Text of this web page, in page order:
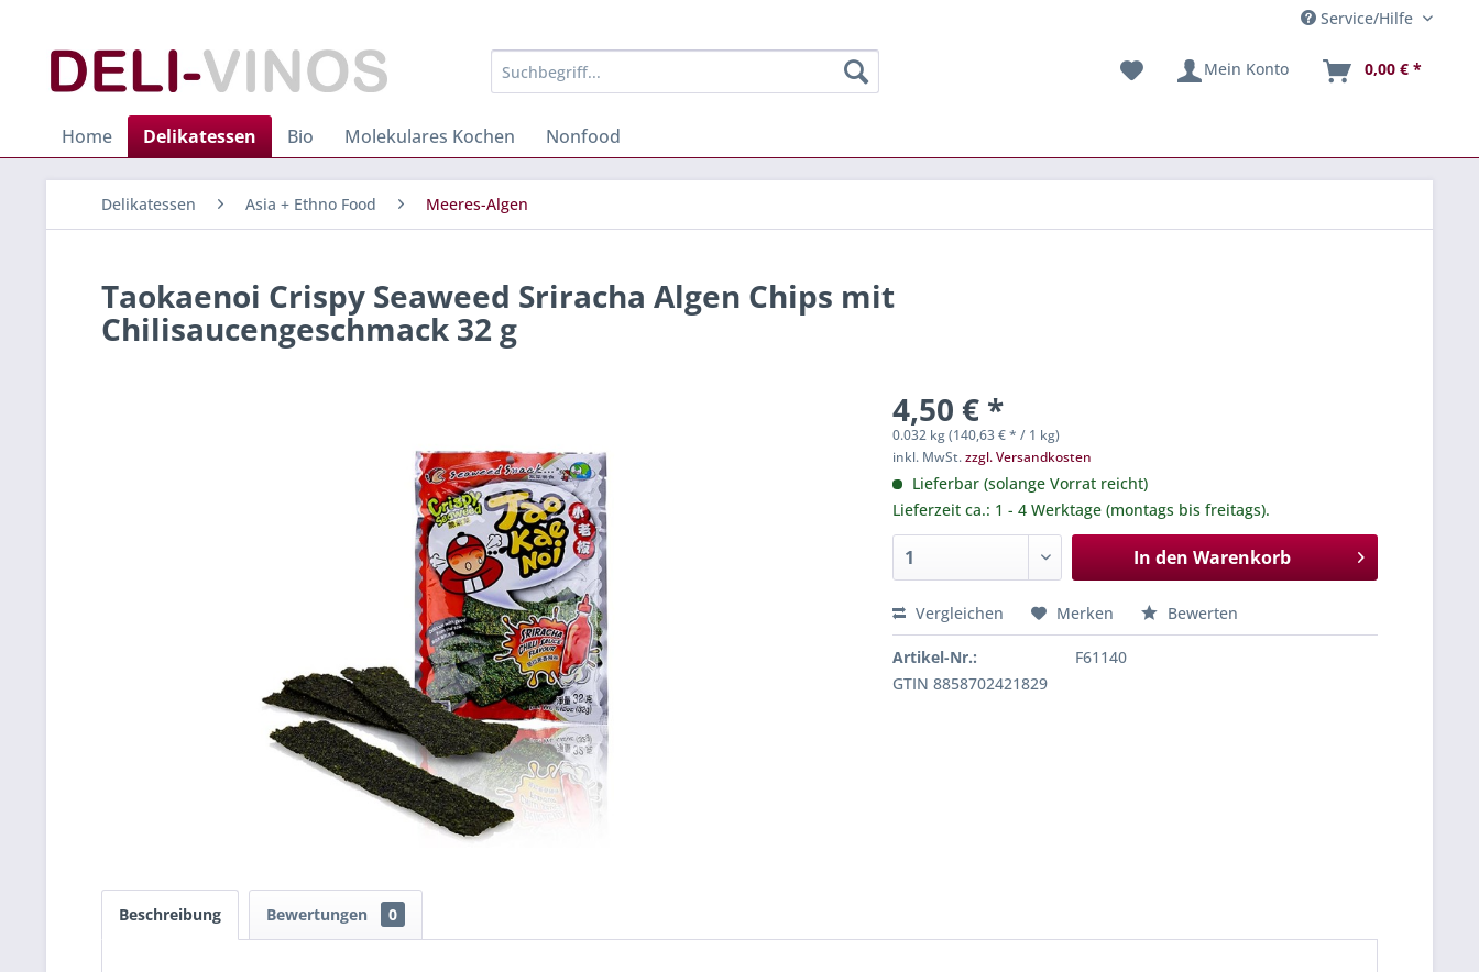
Service/Hilfe
Mein Konto 0,00 € *
Home Delikatessen Bio Molekulares Kochen Nonfood
Delikatessen Asia + Ethno Food Meeres-Algen
Taokaenoi Crispy Seaweed Sriracha Algen Chips mit
Chilisaucengeschmack 32 g
4,50 € *
0.032 kg (140,63 € * / 1 kg)
inkl. MwSt.zzgl. Versandkosten
Lieferbar (solange Vorrat reicht)
Lieferzeit ca.: 1 - 4 Werktage (montags bis freitags).
In den Warenkorb
Vergleichen Merken Bewerten
Artikel-Nr.:
F61140
GTIN 8858702421829
Beschreibung Bewertungen 0